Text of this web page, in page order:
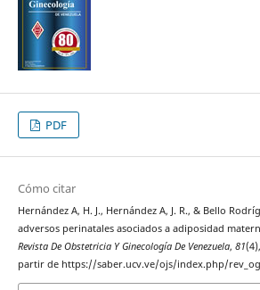
PDF
Cómo citar
Hernández A, H. J., Hernández A, J. R., & Bello
adversos perinatales asociados a adiposidad
Revista De Obstetricia Y Ginecología De Venezuela, 81
partir de https://saber.ucv.ve/ojs/index.php/